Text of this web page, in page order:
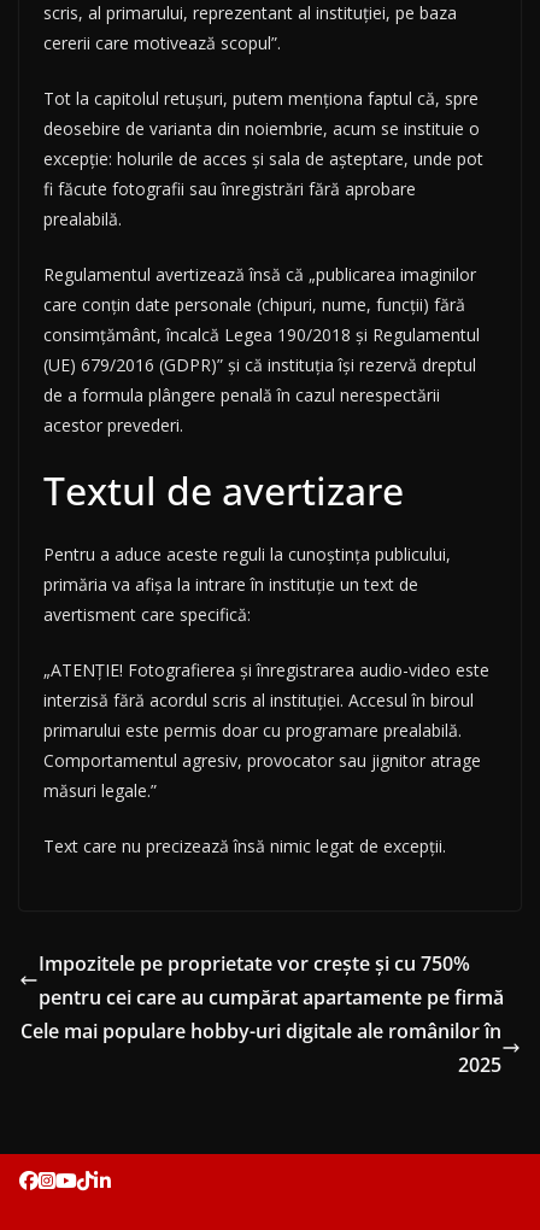
scris, al primarului, reprezentant al instituției, pe baza
cererii care motivează scopul”.
Tot la capitolul retușuri, putem menționa faptul că, spre
deosebire de varianta din noiembrie, acum se instituie o
excepție: holurile de acces și sala de așteptare, unde pot
fi făcute fotografii sau înregistrări fără aprobare
prealabilă.
Regulamentul avertizează însă că „publicarea imaginilor
care conțin date personale (chipuri, nume, funcții) fără
consimțământ, încalcă Legea 190/2018 și Regulamentul
(UE) 679/2016 (GDPR)” și că instituția își rezervă dreptul
de a formula plângere penală în cazul nerespectării
acestor prevederi.
Textul de avertizare
Pentru a aduce aceste reguli la cunoștința publicului,
primăria va afișa la intrare în instituție un text de
avertisment care specifică:
„ATENȚIE! Fotografierea și înregistrarea audio-video este
interzisă fără acordul scris al instituției. Accesul în biroul
primarului este permis doar cu programare prealabilă.
Comportamentul agresiv, provocator sau jignitor atrage
măsuri legale.”
Text care nu precizează însă nimic legat de excepții.
Impozitele pe proprietate vor crește și cu 750%
pentru cei care au cumpărat apartamente pe firmă
Cele mai populare hobby-uri digitale ale românilor în
2025